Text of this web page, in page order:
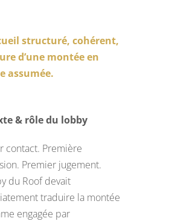
structuré, cohérent,
d’une montée en
assumée.
& rôle du lobby
contact. Première
Premier jugement.
du Roof devait
traduire la montée
engagée par